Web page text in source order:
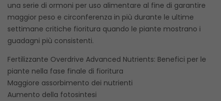
una serie di ormoni per uso alimentare al fine di garantire
maggior peso e circonferenza in più durante le ultime
settimane critiche fioritura quando le piante mostrano i
guadagni più consistenti.
Fertilizzante Overdrive Advanced Nutrients: Benefici per le
piante nella fase finale di fioritura
Maggiore assorbimento dei nutrienti
Aumento della fotosintesi